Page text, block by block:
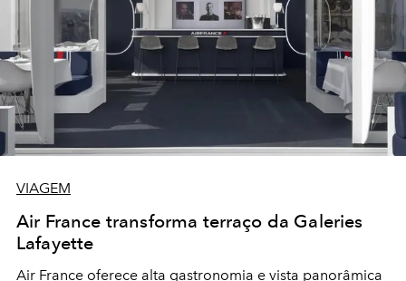
VIAGEM
Air France transforma terraço da Galeries
Lafayette
Air France oferece alta gastronomia e vista panorâmica